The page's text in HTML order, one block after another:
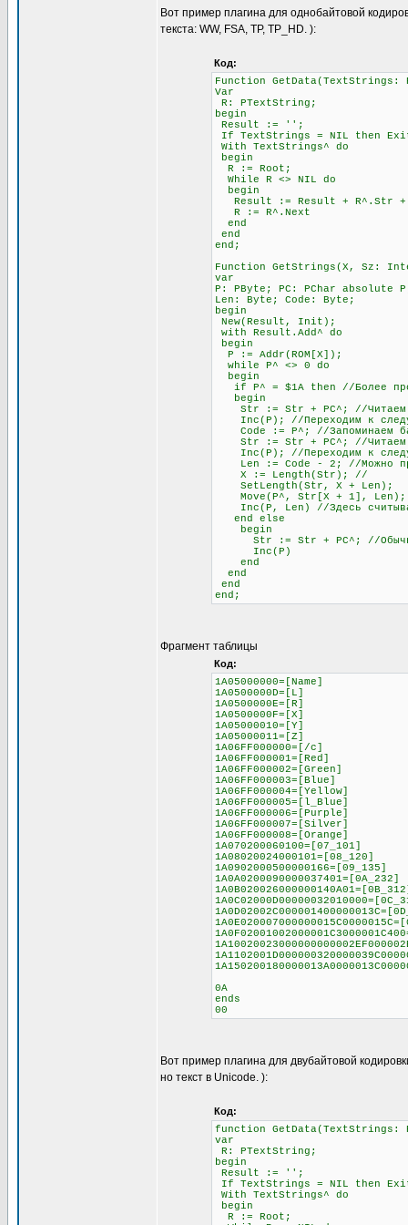
Вот пример плагина для однобайтовой
текста: WW, FSA, TP, TP_HD. ):
Код:
Function
Var
R: PTextString;
begin
Result := '';
If TextStrings = NIL then
With TextStrings^ do
begin
R := Root;
While R <> NIL do
begin
Result := Result + R^.Str +
R := R^.Next
end
end
end;
Function GetStrings(X, Sz:
var
P: PByte; PC: PChar absolute
Len: Byte; Code: Byte;
begin
New(Result, Init);
with Result.Add^ do
begin
P := Addr(ROM[X]);
while P^ <> 0 do
begin
if P^ = $1A then //Более
begin
Str := Str + PC^; //Читаем
Inc(P); //Переходим к
Code := P^; //Запоминаем
Str := Str + PC^; //Читаем
Inc(P); //Переходим к
Len := Code - 2; //Можно
X := Length(Str); //
SetLength(Str, X +
Move(P^, Str[X + 1],
Inc(P, Len) //Здесь
end else
begin
Str := Str + PC^; //Обычное
Inc(P)
end
end
end
end;
Фрагмент таблицы
Код:
1A05000000=[Name]
1A0500000D=[L]
1A0500000E=[R]
1A0500000F=[X]
1A05000010=[Y]
1A05000011=[Z]
1A06FF000000=[/c]
1A06FF000001=[Red]
1A06FF000002=[Green]
1A06FF000003=[Blue]
1A06FF000004=[Yellow]
1A06FF000005=[l_Blue]
1A06FF000006=[Purple]
1A06FF000007=[Silver]
1A06FF000008=[Orange]
1A070200060100=[07_101]
1A08020024000101=[08_120]
1A0902000500000166=[09_135]
1A0A0200090000037401=[0A_232]
0A
ends
00
Вот пример плагина для двубайтовой
но текст в Unicode. ):
Код:
function
var
R: PTextString;
begin
Result := '';
If TextStrings = NIL then
With TextStrings^ do
begin
R := Root;